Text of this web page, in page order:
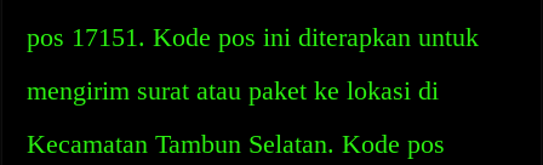
pos 17151. Kode pos ini diterapkan untuk
mengirim surat atau paket ke lokasi di
Kecamatan Tambun Selatan. Kode pos